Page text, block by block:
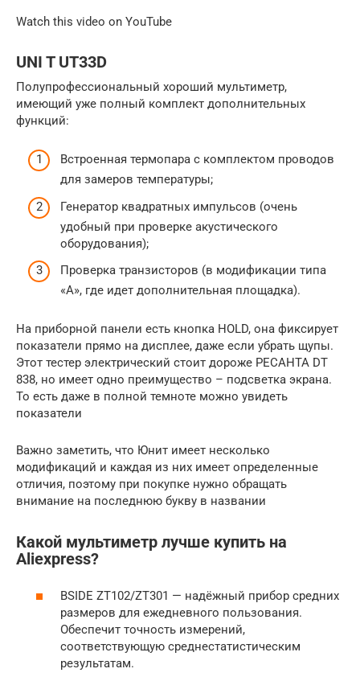
Watch this video on YouTube
UNI T UT33D
Полупрофессиональный хороший мультиметр,
имеющий уже полный комплект дополнительных
функций:
Встроенная термопара с комплектом проводов
для замеров температуры;
Генератор квадратных импульсов (очень
удобный при проверке акустического
оборудования);
Проверка транзисторов (в модификации типа
«А», где идет дополнительная площадка).
На приборной панели есть кнопка HOLD, она фиксирует
показатели прямо на дисплее, даже если убрать щупы.
Этот тестер электрический стоит дороже РЕСАНТА DT
838, но имеет одно преимущество – подсветка экрана.
То есть даже в полной темноте можно увидеть
показатели
Важно заметить, что Юнит имеет несколько
модификаций и каждая из них имеет определенные
отличия, поэтому при покупке нужно обращать
внимание на последнюю букву в названии
Какой мультиметр лучше купить на
Aliexpress?
BSIDE ZT102/ZT301 — надёжный прибор средних
размеров для ежедневного пользования.
Обеспечит точность измерений,
соответствующую среднестатистическим
результатам.